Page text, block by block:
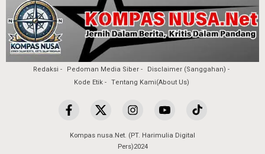
Redaksi Pedoman Media Siber
Disclaimer (Sanggahan)
Kode Etik
Tentang Kami(About Us)
Kompas nusa.Net. (PT. Harimulia Digital
Pers)2024